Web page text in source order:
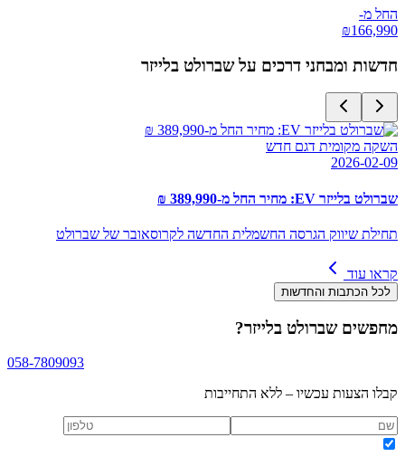
החל מ-
₪166,990
חדשות ומבחני דרכים עלשברולט בלייזר
השקה מקומית דגם חדש
2026-02-09
שברולט בלייזר EV: מחיר החל מ-389,990 ₪
תחילת שיווק הגרסה החשמלית החדשה לקרוסאובר של שברולט
קראו עוד
לכל הכתבות והחדשות
מחפשיםשברולט בלייזר?
058-7809093
קבלו הצעות עכשיו – ללא התחייבות